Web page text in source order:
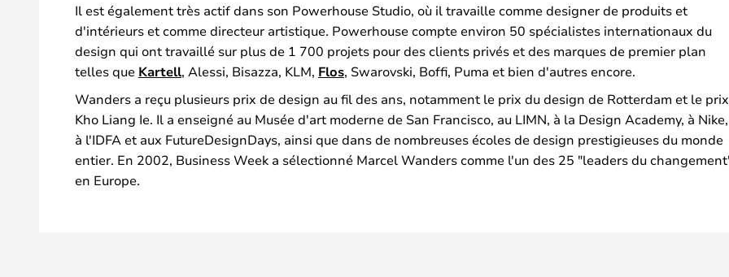
Il est également très actif dans son Powerhouse Studio, où il travaille comme designer de produits et
d'intérieurs et comme directeur artistique. Powerhouse compte environ 50 spécialistes internationaux du
design qui ont travaillé sur plus de 1 700 projets pour des clients privés et des marques de premier plan
telles que Kartell, Alessi, Bisazza, KLM, Flos, Swarovski, Boffi, Puma et bien d'autres encore.
Wanders a reçu plusieurs prix de design au fil des ans, notamment le prix du design de Rotterdam et le prix
Kho Liang Ie. Il a enseigné au Musée d'art moderne de San Francisco, au LIMN, à la Design Academy, à Nike,
à l'IDFA et aux FutureDesignDays, ainsi que dans de nombreuses écoles de design prestigieuses du monde
entier. En 2002, Business Week a sélectionné Marcel Wanders comme l'un des 25 "leaders du
en Europe.